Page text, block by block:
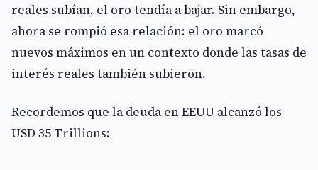
reales subían, el oro tendía a bajar. Sin embargo,
ahora se rompió esa relación: el oro marcó
nuevos máximos en un contexto donde las tasas de
interés reales también subieron.
Recordemos que la deuda en EEUU alcanzó los
USD 35 Trillions: